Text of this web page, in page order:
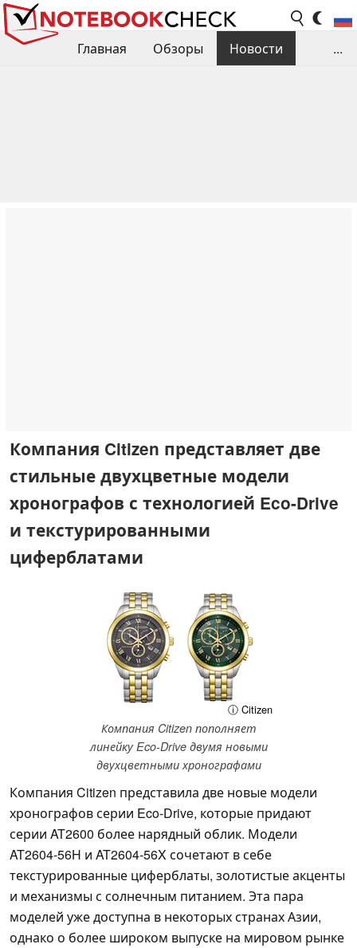
Главная Обзоры
Новости
...
Компания Citizen представляет две
стильные двухцветные модели
хронографов с технологией Eco-Drive
и текстурированными
циферблатами
ⓘ Citizen
Компания Citizen пополняет
линейку Eco-Drive двумя новыми
двухцветными хронографами
Компания Citizen представила две новые модели
хронографов серии Eco-Drive, которые придают
серии AT2600 более нарядный облик. Модели
AT2604-56H и AT2604-56X сочетают в себе
текстурированные циферблаты, золотистые акценты
и механизмы с солнечным питанием. Эта пара
моделей уже доступна в некоторых странах Азии,
однако о более широком выпуске на мировом рынке